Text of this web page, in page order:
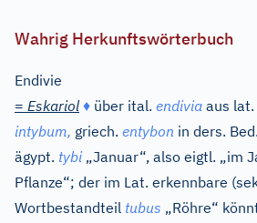
Wahrig Herkunftswörterbuch
Endivie
= Eskariol ♦ über ital. endivia aus lat.
intybum, griech. entybon in ders.
ägypt. tybi„Januar“, also eigtl. „im
Pflanze“; der im Lat. erkennbare
Wortbestandteil tubus „Röhre“